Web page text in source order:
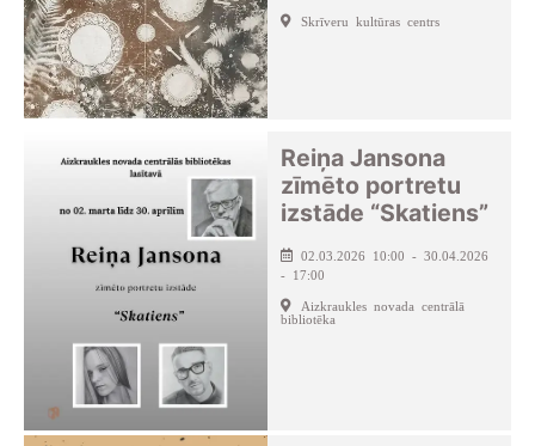
Skrīveru kultūras centrs
Reiņa Jansona
zīmēto portretu
izstāde “Skatiens”
02.03.2026 10:00 - 30.04.2026
- 17:00
Aizkraukles novada centrālā
bibliotēka